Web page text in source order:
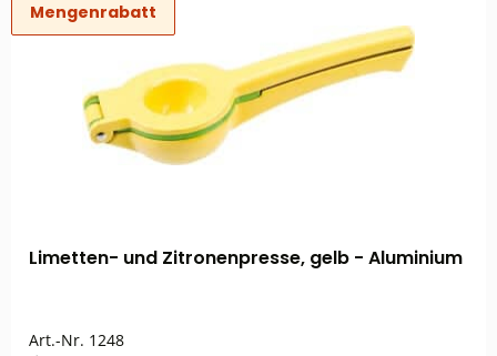
Mengenrabatt
Limetten- und Zitronenpresse, gelb - Aluminium
Art.-Nr. 1248